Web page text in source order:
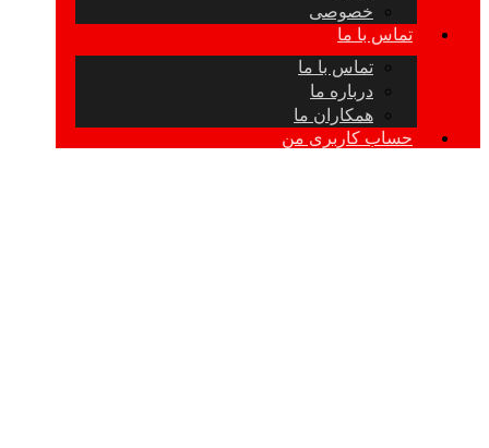
خصوصی
تماس با ما
تماس با ما
درباره ما
همکاران ما
حساب کاربری من